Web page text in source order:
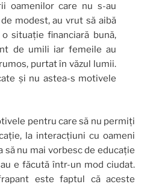
oamenilor care nu s-au
modest, au vrut să aibă
situație financiară bună,
de umili iar femeile au
purtat în văzul lumii.
și nu astea-s motivele
pentru care să nu permiți
la interacțiuni cu oameni
să nu mai vorbesc de educație
e făcută într-un mod ciudat.
este faptul că aceste